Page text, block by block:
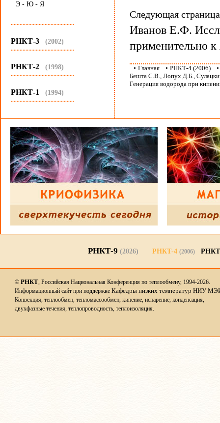
Э - Ю - Я
...........................................
РНКТ-3 (2002)
...........................................
РНКТ-2 (1998)
...........................................
РНКТ-1 (1994)
...........................................
Следующая
Иванов Е.Ф.
применительно
• Главная • РНКТ-4 (2006)
Бешта С.В., Лопух Д.Б.,
Генерация водорода при
РНКТ-9 (2026) РНКТ-4 (2006)
© РНКТ, Российская Национальная Конференция по теплообмену, 1994-2026.
Информационный сайт при поддержке Кафедры низких температур НИУ
Конвекция, теплообмен, тепломассообмен, кипение, испарение, конденсация,
двухфазные течения, теплопроводность, теплоизоляция.